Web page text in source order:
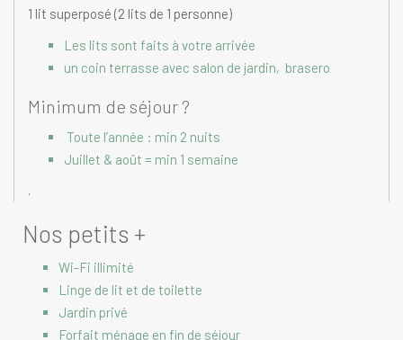
1 lit superposé (2 lits de 1 personne)
Les lits sont faits à votre arrivée
un coin terrasse avec salon de jardin, brasero
Minimum de séjour ?
Toute l’année : min 2 nuits
Juillet & août = min 1 semaine
Nos petits +
Wi-Fi illimité
Linge de lit et de toilette
Jardin privé
Forfait ménage en fin de séjour